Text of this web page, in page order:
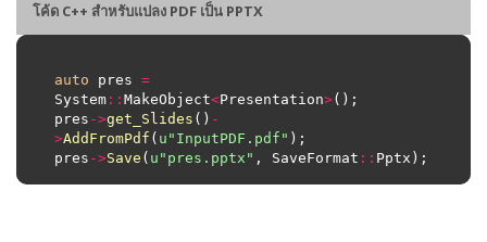
โค้ด C++ สำหรับแปลง PDF เป็น PPTX
auto pres =
System :: MakeObject<Presentation>
pres ->get_Slides () -
>AddFromPdf ( u "InputPDF.pdf"
pres ->Save ( u "pres.pptx" , SaveFormat ::